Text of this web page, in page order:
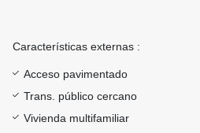
Características externas :
Acceso pavimentado
Trans. público cercano
Vivienda multifamiliar